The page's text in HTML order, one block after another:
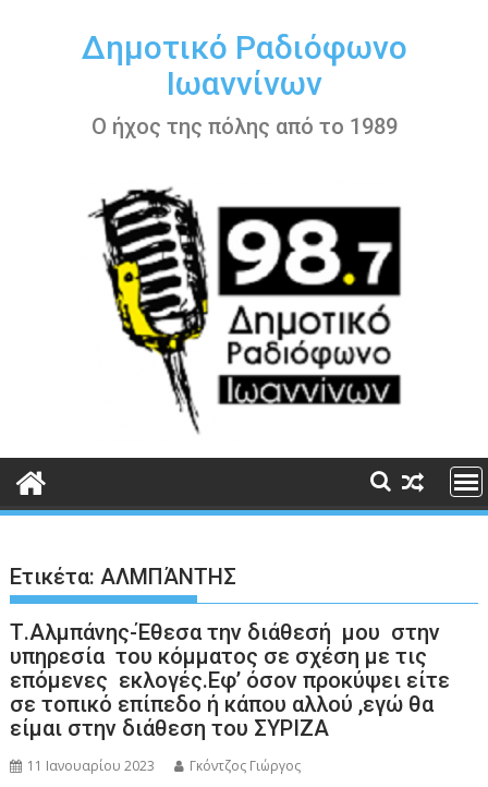
περιεχόμενοΔημοτικό Ραδιόφωνο
Ιωαννίνων
Ο ήχος της πόλης από το 1989
Ετικέτα:ΑΛΜΠΆΝΤΗΣ
Τ.Αλμπάνης-Έθεσα την διάθεσή μου στην
υπηρεσία του κόμματος σε σχέση με τις
επόμενες εκλογές.Εφ’ όσον προκύψει είτε
σε τοπικό επίπεδο ή κάπου αλλού ,εγώ θα
είμαι στην διάθεση του ΣΥΡΙΖΑ
11 Ιανουαρίου 2023 Γκόντζος Γιώργος